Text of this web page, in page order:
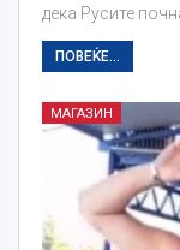
дека Русите
ПОВЕЌЕ...
МАГАЗИН